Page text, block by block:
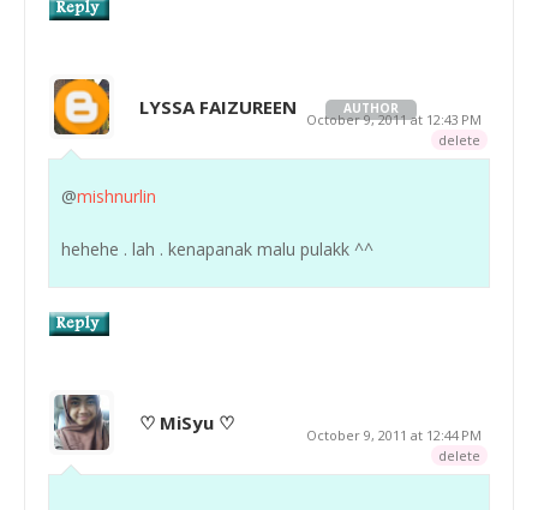
LYSSA FAIZUREEN AUTHOR
October 9, 2011 at 12:43 PM
delete
@mishnurlin
hehehe . lah . kenapanak malu pulakk ^^
♡ MiSyu ♡
October 9, 2011 at 12:44 PM
delete